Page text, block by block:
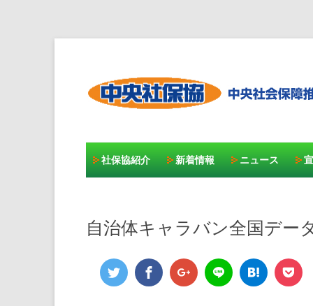
社保協紹介 新着情報 ニュース
自治体キャラバン全国デー